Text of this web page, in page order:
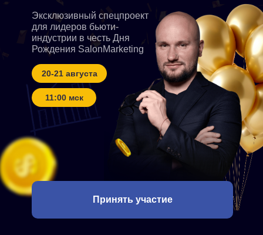
Эксклюзивный спецпроект
для лидеров бьюти-
индустрии в честь Дня
Рождения SalonMarketing
20-21 августа
11:00 мск
Принять участие